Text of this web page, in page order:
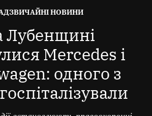
НОВИНИ
Лубенщині
Mercedes і
одного з